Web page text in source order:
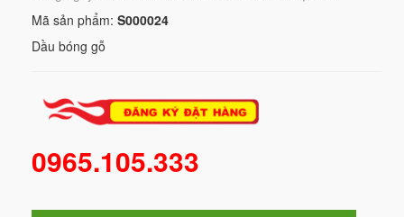
Mã sản phẩm: S000024
Dầu bóng gỗ
0965.105.333